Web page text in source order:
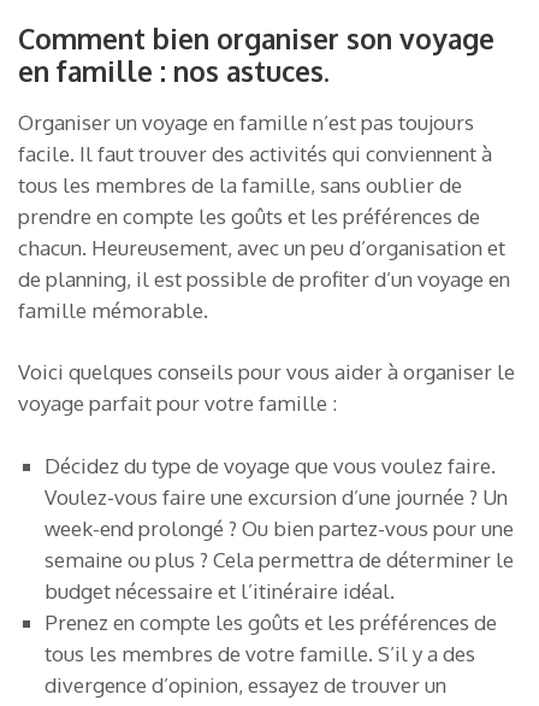
Comment bien organiser son voyage
en famille : nos astuces.
Organiser un voyage en famille n’est pas toujours
facile. Il faut trouver des activités qui conviennent à
tous les membres de la famille, sans oublier de
prendre en compte les goûts et les préférences de
chacun. Heureusement, avec un peu d’organisation et
de planning, il est possible de profiter d’un voyage en
famille mémorable.
Voici quelques conseils pour vous aider à organiser le
voyage parfait pour votre famille :
Décidez du type de voyage que vous voulez faire.
Voulez-vous faire une excursion d’une journée ? Un
week-end prolongé ? Ou bien partez-vous pour une
semaine ou plus ? Cela permettra de déterminer le
budget nécessaire et l’itinéraire idéal.
Prenez en compte les goûts et les préférences de
tous les membres de votre famille. S’il y a des
divergence d’opinion, essayez de trouver un